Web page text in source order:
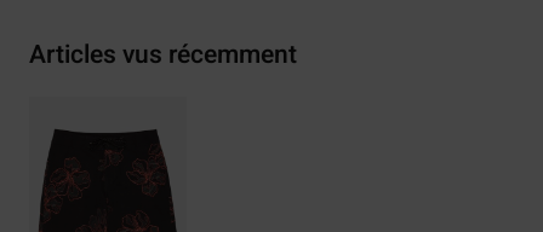
Articles vus récemment